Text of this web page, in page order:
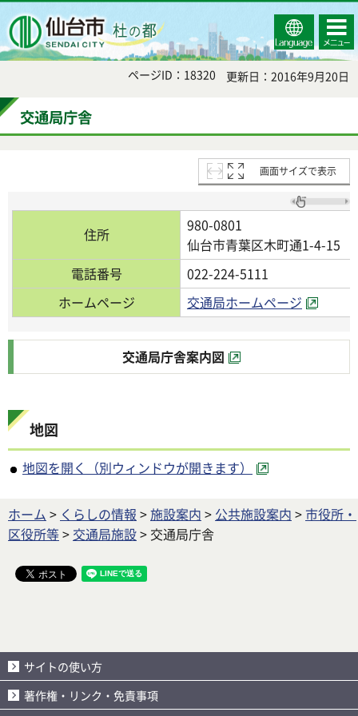
Select
Language
コンテ
ンツメ
ニュー
ページID：18320 更新日：2016年9月20日
交通局庁舎
画面サイズで表示
住所
980-0801
仙台市青葉区木町通1-4-15
電話番号
022-224-5111
ホームページ
交通局ホームページ
交通局庁舎案内図
地図
地図を開く（別ウィンドウが開きます）
ホーム > くらしの情報 >施設案内 > 公共施設案内 >市役所・
区役所等> 交通局施設> 交通局庁舎
サイトの使い方
著作権・リンク・免責事項